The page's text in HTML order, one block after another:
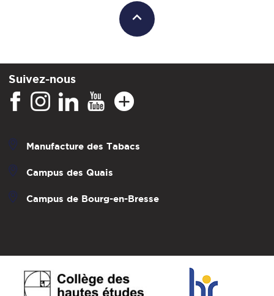
Suivez-nous
Manufacture des Tabacs
Campus des Quais
Campus de Bourg-en-Bresse